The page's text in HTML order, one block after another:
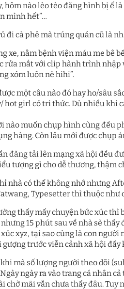
hôm nào lèo tèo đăng hình bị ế
mình hết”…
đi cà phê mà trúng quán cũ là
xe, nằm bệnh viện máu me bê
rửa mắt với clip hành trình nhập
xóm luôn nè hihi”.
một câu nào đó hay ho/sâu
hot girl có tri thức. Dù nhiều khi
nào muốn chụp hình cùng đều
hàng. Còn lâu mới được chụp
đăng tải lên mạng xã hội đều
tượng gì cho dễ thương, thậm
nhà có thể không nhớ nhưng
Typesetter thì thuộc như
thấy mấy chuyện bức xúc
15 phút sau về nhà sẽ
xyz, tại sao cùng là con người
gượng trước viễn cảnh xã hội đầy
khi mà số lượng người theo dõi
ngày ra vào trang cá nhân
chờ mãi vẫn chưa thấy đâu.